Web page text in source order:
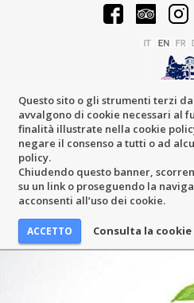
Questo sito o gli strumenti terzi
avvalgono di cookie necessari al
finalità illustrate nella cookie
negare il consenso a tutti o ad
policy.
Chiudendo questo banner,
su un link o proseguendo la
acconsenti all’uso dei cookie.
Consulta la